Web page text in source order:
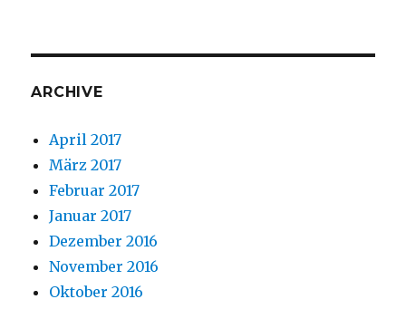
ARCHIVE
April 2017
März 2017
Februar 2017
Januar 2017
Dezember 2016
November 2016
Oktober 2016